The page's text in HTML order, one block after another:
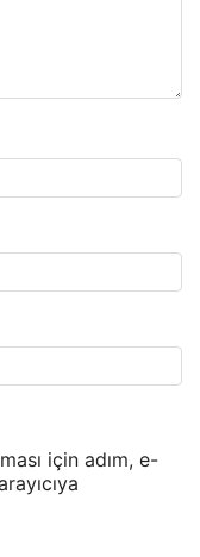
için adım, e-